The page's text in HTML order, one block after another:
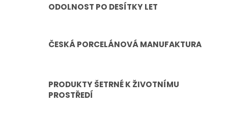
ODOLNOST PO DESÍTKY LET
ČESKÁ PORCELÁNOVÁ MANUFAKTURA
PRODUKTY ŠETRNÉ K ŽIVOTNÍMU
PROSTŘEDÍ